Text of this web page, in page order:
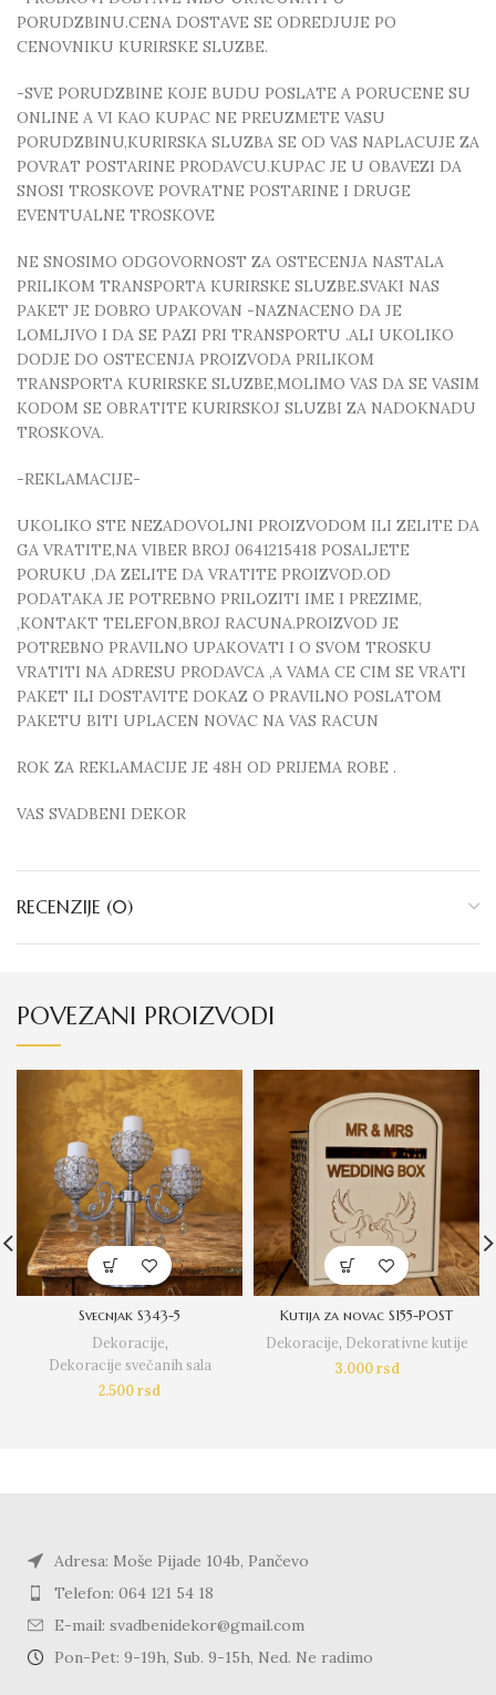
PORUDZBINU.CENA DOSTAVE SE ODREDJUJE PO
CENOVNIKU KURIRSKE SLUZBE.
-SVE PORUDZBINE KOJE BUDU POSLATE A PORUCENE SU
ONLINE A VI KAO KUPAC NE PREUZMETE VASU
PORUDZBINU,KURIRSKA SLUZBA SE OD VAS NAPLACUJE ZA
POVRAT POSTARINE PRODAVCU.KUPAC JE U OBAVEZI DA
SNOSI TROSKOVE POVRATNE POSTARINE I DRUGE
EVENTUALNE TROSKOVE
NE SNOSIMO ODGOVORNOST ZA OSTECENJA NASTALA
PRILIKOM TRANSPORTA KURIRSKE SLUZBE.SVAKI NAS
PAKET JE DOBRO UPAKOVAN -NAZNACENO DA JE
LOMLJIVO I DA SE PAZI PRI TRANSPORTU .ALI UKOLIKO
DODJE DO OSTECENJA PROIZVODA PRILIKOM
TRANSPORTA KURIRSKE SLUZBE,MOLIMO VAS DA SE VASIM
KODOM SE OBRATITE KURIRSKOJ SLUZBI ZA NADOKNADU
TROSKOVA.
-REKLAMACIJE-
UKOLIKO STE NEZADOVOLJNI PROIZVODOM ILI ZELITE DA
GA VRATITE,NA VIBER BROJ 0641215418 POSALJETE
PORUKU ,DA ZELITE DA VRATITE PROIZVOD.OD
PODATAKA JE POTREBNO PRILOZITI IME I PREZIME,
,KONTAKT TELEFON,BROJ RACUNA.PROIZVOD JE
POTREBNO PRAVILNO UPAKOVATI I O SVOM TROSKU
VRATITI NA ADRESU PRODAVCA ,A VAMA CE CIM SE VRATI
PAKET ILI DOSTAVITE DOKAZ O PRAVILNO POSLATOM
PAKETU BITI UPLACEN NOVAC NA VAS RACUN
ROK ZA REKLAMACIJE JE 48H OD PRIJEMA ROBE .
VAS SVADBENI DEKOR
RECENZIJE (0)
POVEZANI PROIZVODI
Svecnjak S343-5
Dekoracije,
Dekoracije svečanih sala
2.500rsd
Kutija za novac S155-POST
Dekoracije, Dekorativne kutije
3.000rsd
Adresa: Moše Pijade 104b, Pančevo
Telefon: 064 121 54 18
E-mail: svadbenidekor@gmail.com
Pon-Pet: 9-19h, Sub. 9-15h, Ned. Ne radimo